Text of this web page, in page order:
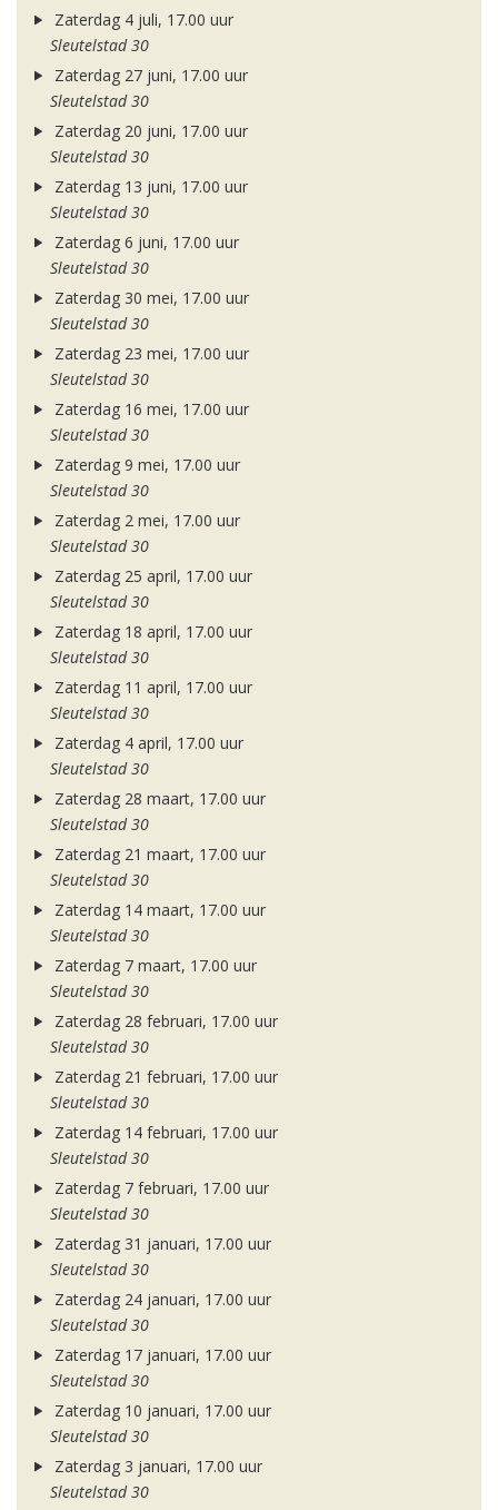
Zaterdag 4 juli, 17.00 uur
Sleutelstad 30
Zaterdag 27 juni, 17.00 uur
Sleutelstad 30
Zaterdag 20 juni, 17.00 uur
Sleutelstad 30
Zaterdag 13 juni, 17.00 uur
Sleutelstad 30
Zaterdag 6 juni, 17.00 uur
Sleutelstad 30
Zaterdag 30 mei, 17.00 uur
Sleutelstad 30
Zaterdag 23 mei, 17.00 uur
Sleutelstad 30
Zaterdag 16 mei, 17.00 uur
Sleutelstad 30
Zaterdag 9 mei, 17.00 uur
Sleutelstad 30
Zaterdag 2 mei, 17.00 uur
Sleutelstad 30
Zaterdag 25 april, 17.00 uur
Sleutelstad 30
Zaterdag 18 april, 17.00 uur
Sleutelstad 30
Zaterdag 11 april, 17.00 uur
Sleutelstad 30
Zaterdag 4 april, 17.00 uur
Sleutelstad 30
Zaterdag 28 maart, 17.00 uur
Sleutelstad 30
Zaterdag 21 maart, 17.00 uur
Sleutelstad 30
Zaterdag 14 maart, 17.00 uur
Sleutelstad 30
Zaterdag 7 maart, 17.00 uur
Sleutelstad 30
Zaterdag 28 februari, 17.00 uur
Sleutelstad 30
Zaterdag 21 februari, 17.00 uur
Sleutelstad 30
Zaterdag 14 februari, 17.00 uur
Sleutelstad 30
Zaterdag 7 februari, 17.00 uur
Sleutelstad 30
Zaterdag 31 januari, 17.00 uur
Sleutelstad 30
Zaterdag 24 januari, 17.00 uur
Sleutelstad 30
Zaterdag 17 januari, 17.00 uur
Sleutelstad 30
Zaterdag 10 januari, 17.00 uur
Sleutelstad 30
Zaterdag 3 januari, 17.00 uur
Sleutelstad 30